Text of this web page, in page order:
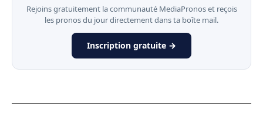
Rejoins gratuitement la communauté MediaPronos et reçois
les pronos du jour directement dans ta boîte mail.
Inscription gratuite →